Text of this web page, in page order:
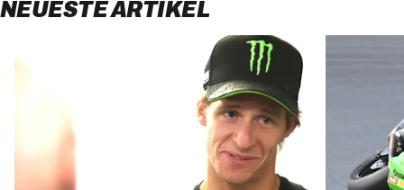
NEUESTE ARTIKEL